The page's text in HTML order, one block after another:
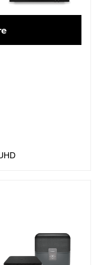
mois, Engagement 12 mois